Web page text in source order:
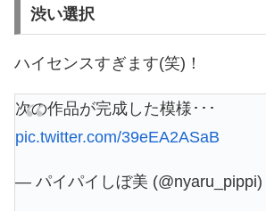
渋い選択
ハイセンスすぎます(笑)！
次の作品が完成した模様･･･
pic.twitter.com/39eEA2ASaB
— パイパイしぼ美 (@nyaru_pippi)